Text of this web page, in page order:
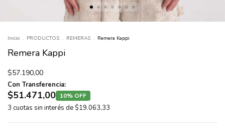
Inicio . PRODUCTOS . REMERAS . Remera Kappi
Remera Kappi
$57.190,00
Con Transferencia:
$51.471,00 10% OFF
3 cuotas sin interés de $19.063,33